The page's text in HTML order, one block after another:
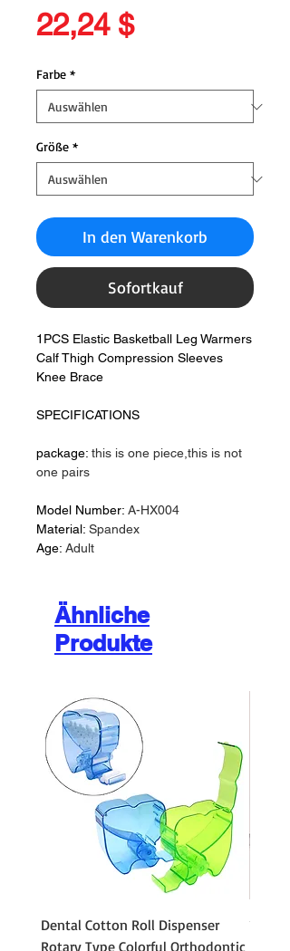
22,24 $Preis
Farbe *
Größe *
In den Warenkorb
Sofortkauf
1PCS Elastic Basketball Leg Warmers
Calf Thigh Compression Sleeves
Knee Brace
SPECIFICATIONS
package: this is one piece,this is not
one pairs
Model Number: A-HX004
Material: Spandex
Age: Adult
Ähnliche
Produkte
Dental Cotton Roll Dispenser
Rotary Type Colorful Orthodontic